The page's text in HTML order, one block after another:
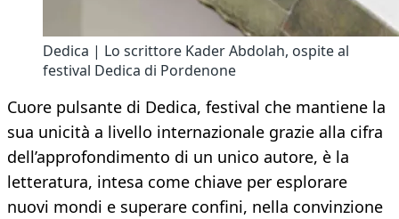
Dedica | Lo scrittore Kader Abdolah, ospite al
festival Dedica di Pordenone
Cuore pulsante di Dedica, festival che mantiene la
sua unicità a livello internazionale grazie alla cifra
dell’approfondimento di un unico autore, è la
letteratura, intesa come chiave per esplorare
nuovi mondi e superare confini, nella convinzione